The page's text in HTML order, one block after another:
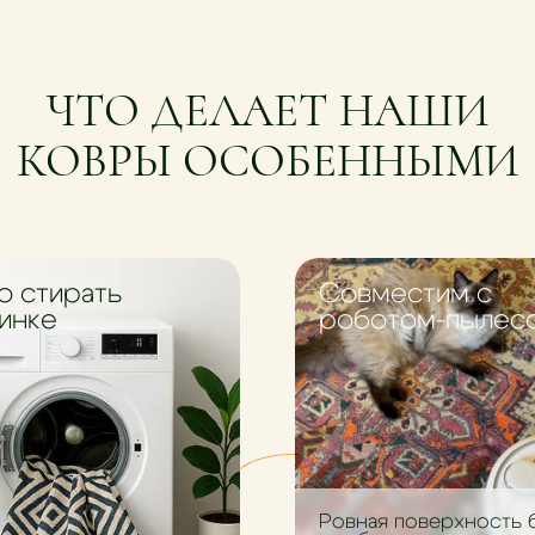
ЧТО ДЕЛАЕТ НАШИ
КОВРЫ ОСОБЕННЫМИ
стирать
Совместим с
роботом-
Ровная поверхность